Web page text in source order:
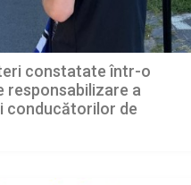
constatate într-o
responsabilizare a
conducătorilor de